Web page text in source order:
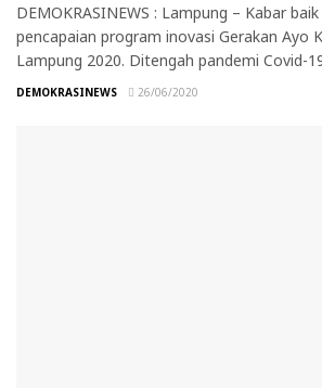
DEMOKRASINEWS : Lampung – Kabar
pencapaian program inovasi Gerakan Ayo
Lampung 2020. Ditengah pandemi Covid-
DEMOKRASINEWS 26/06/2020